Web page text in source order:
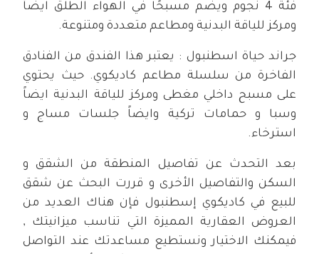
فئة 4 نجوم ويضم مسبحًا في الهواء الطلق ايضاً
ومركز للياقة البدنية ومطاعم متعددة ومتنوعة.
جراند حياة اسطنبول : يعتبر هذا الفندق من الفنادق
الفاخرة من سلسلة مطاعم كاديكوي. حيث يحتوي
على مسبح داخلي مغطى ومركز للياقة البدنية ايضاً
وسبا و حمامات تركية وايضاً جلسات مساج و
استرخاء.
بعد التحدث عن تفاصيل المنطقة من الشقق و
السكن والتفاصيل الأخرى و قررت البحث عن شقق
للبيع في كاديكوي إسطنبول فإن هناك العديد من
العروض العقارية المميزة التي تناسب ميزانيتك ,
فيمكنك الاختيار ونستطيع مساعدتك عند التواصل